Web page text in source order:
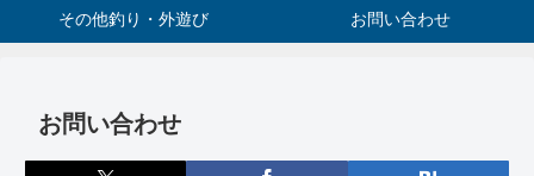
その他釣り・外遊び お問い合わせ
お問い合わせ